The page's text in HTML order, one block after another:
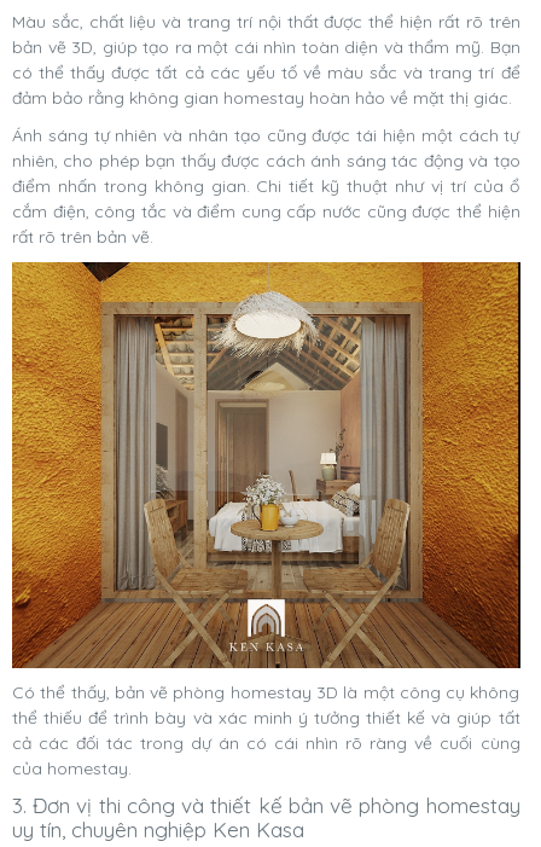
Màu sắc, chất liệu và trang trí nội thất được thể hiện rất rõ trên
bản vẽ 3D, giúp tạo ra một cái nhìn toàn diện và thẩm mỹ. Bạn
có thể thấy được tất cả các yếu tố về màu sắc và trang trí để
đảm bảo rằng không gian homestay hoàn hảo về mặt thị giác.
Ánh sáng tự nhiên và nhân tạo cũng được tái hiện một cách tự
nhiên, cho phép bạn thấy được cách ánh sáng tác động và tạo
điểm nhấn trong không gian. Chi tiết kỹ thuật như vị trí của ổ
cắm điện, công tắc và điểm cung cấp nước cũng được thể hiện
rất rõ trên bản vẽ.
Có thể thấy, bản vẽ phòng homestay 3D là một công cụ không
thể thiếu để trình bày và xác minh ý tưởng thiết kế và giúp tất
cả các đối tác trong dự án có cái nhìn rõ ràng về cuối cùng
của homestay.
3. Đơn vị thi công và thiết kế bản vẽ phòng homestay
uy tín, chuyên nghiệp Ken Kasa